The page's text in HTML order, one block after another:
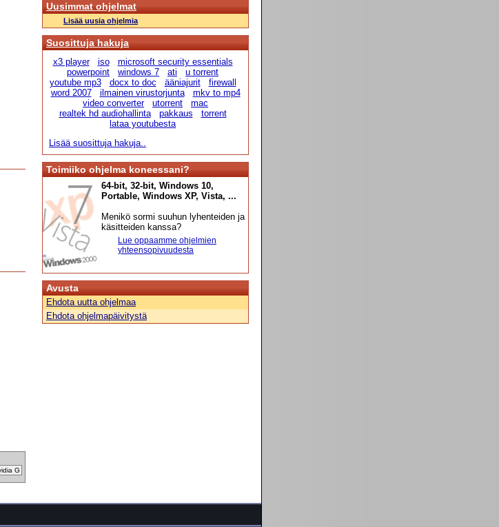
Uusimmat ohjelmat
Lisää uusia ohjelmia
Suosittuja hakuja
x3 player iso
microsoft security essentials
powerpoint
windows 7 ati
u torrent
youtube mp3
docx to doc ääniajurit
firewall
word 2007
ilmainen virustorjunta
mkv to mp4
video converter
utorrent
mac
realtek hd audiohallinta
pakkaus
torrent
lataa youtubesta
Lisää suosittuja hakuja..
Toimiiko ohjelma koneessani?
64-bit, 32-bit, Windows 10,
Portable, Windows XP, Vista, ...
Menikö sormi suuhun lyhenteiden ja
käsitteiden kanssa?
Lue oppaamme ohjelmien
yhteensopivuudesta
Avusta
Ehdota uutta ohjelmaa
Ehdota ohjelmapäivitystä